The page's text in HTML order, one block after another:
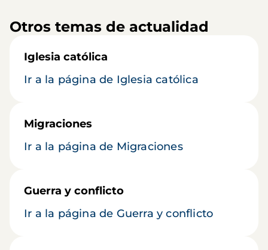
Otros temas de actualidad
Iglesia católica
Ir a la página de Iglesia católica
Migraciones
Ir a la página de Migraciones
Guerra y conflicto
Ir a la página de Guerra y conflicto